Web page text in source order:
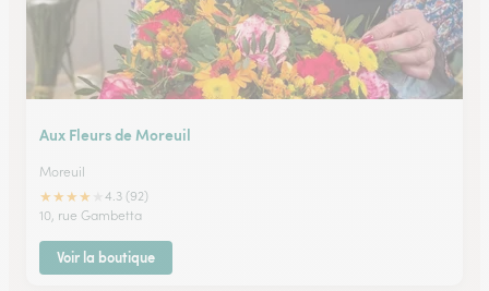
Aux Fleurs de Moreuil
Moreuil
★★★★
4.3 (92)
10, rue Gambetta
Voir la boutique